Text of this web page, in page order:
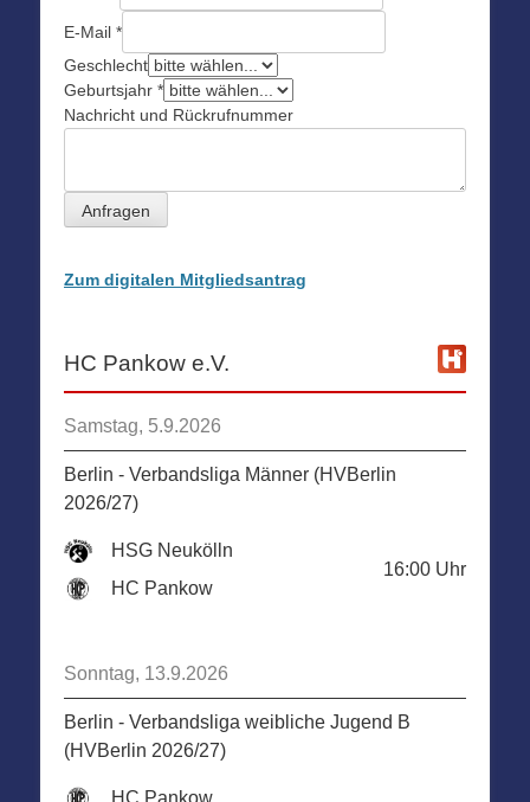
E-Mail *
Geschlecht
Geburtsjahr *
Nachricht und Rückrufnummer
Anfragen
Zum digitalen Mitgliedsantrag
HC Pankow e.V.
Samstag, 5.9.2026
Berlin - Verbandsliga Männer (HVBerlin
2026/27)
HSG Neukölln
HC Pankow
16:00 Uhr
Sonntag, 13.9.2026
Berlin - Verbandsliga weibliche Jugend B
(HVBerlin 2026/27)
HC Pankow